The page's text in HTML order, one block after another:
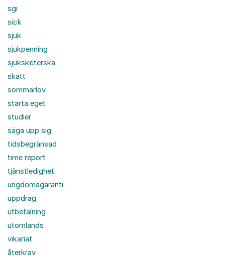
sgi
sick
sjuk
sjukpenning
sjuksköterska
skatt
sommarlov
starta eget
studier
säga upp sig
tidsbegränsad
time report
tjänstledighet
ungdomsgaranti
uppdrag
utbetalning
utomlands
vikariat
återkrav